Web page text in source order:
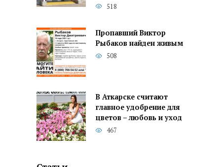
518
Пропавший Виктор
Рыбаков найден живым
508
В Аткарске считают
главное удобрение для
цветов – любовь и уход
467